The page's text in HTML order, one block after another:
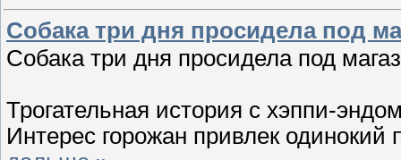
Собака три дня просидела под
Собака три дня просидела под
Трогательная история с хэппи-
Интерес горожан привлек